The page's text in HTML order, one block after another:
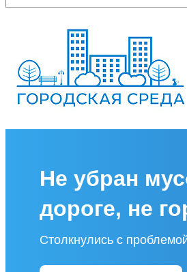
Не убран
дороге, не
Столкнулись с